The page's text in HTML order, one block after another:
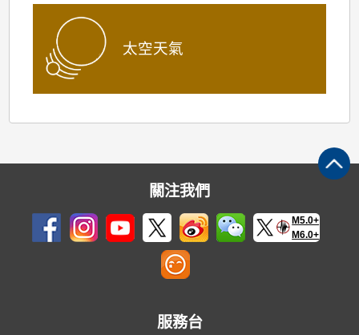
太空天氣
關注我們
M5.0+
M6.0+
服務台